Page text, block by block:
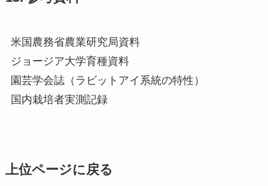
米国農務省農業研究局資料
ジョージア大学育種資料
園芸学会誌（ラビットアイ系統の特性）
国内栽培者実測記録
上位ページに戻る